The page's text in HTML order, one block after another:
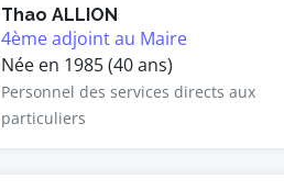
Thao ALLION
4ème adjoint au Maire
Née en 1985 (40 ans)
Personnel des services directs aux
particuliers